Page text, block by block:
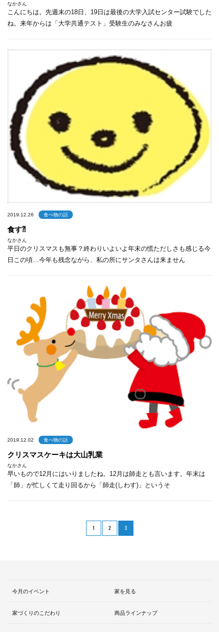
なかさん
こんにちは。先週末の18日、19日は最後の大学入試センター試験でした
ね。来年からは「大学共通テスト」受験生のみなさんお疲
2019.12.26 食べ物の話
食す⁈
なかさん
平日のクリスマスも無事？終わりいよいよ年末の慌ただしさも感じる今
日この頃…今年も残念ながら、私の所にサンタさんは来ません
2019.12.02 食べ物の話
クリスマスケーキは大山乳業
なかさん
早いもので12月にはいりましたね。12月は師走とも言います。年末は
「師」が忙しくて走り回るから「師走(しわす)」というそ
1 2 3
今月のイベント 家を見る
家づくりのこだわり 商品ラインナップ